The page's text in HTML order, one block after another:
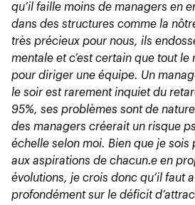
qu’il faille moins de managers en
dans des structures comme la
très précieux pour nous, ils
mentale et c’est certain que tout le
pour diriger une équipe. Un
le soir est rarement inquiet du
95%, ses problèmes sont de
des managers créerait un risque
échelle selon moi. Bien que je
aux aspirations de chacun.e en
évolutions, je crois donc qu’il faut
profondément sur le déficit